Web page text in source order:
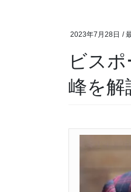
2023年7月28日 /
ビス
峰を解